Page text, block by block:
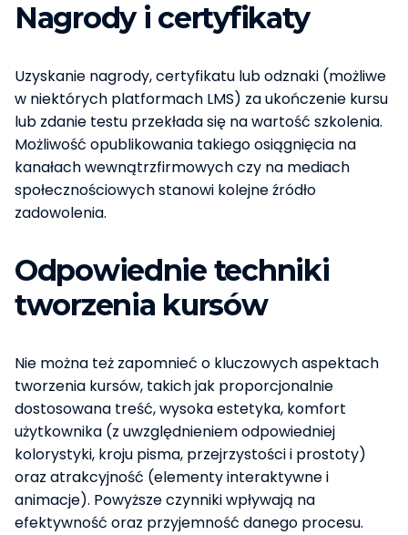
Nagrody i certyfikaty
Uzyskanie nagrody, certyfikatu lub odznaki (możliwe
w niektórych platformach LMS) za ukończenie kursu
lub zdanie testu przekłada się na wartość szkolenia.
Możliwość opublikowania takiego osiągnięcia na
kanałach wewnątrzfirmowych czy na mediach
społecznościowych stanowi kolejne źródło
zadowolenia.
Odpowiednie techniki
tworzenia kursów
Nie można też zapomnieć o kluczowych aspektach
tworzenia kursów, takich jak proporcjonalnie
dostosowana treść, wysoka estetyka, komfort
użytkownika (z uwzględnieniem odpowiedniej
kolorystyki, kroju pisma, przejrzystości i prostoty)
oraz atrakcyjność (elementy interaktywne i
animacje). Powyższe czynniki wpływają na
efektywność oraz przyjemność danego procesu.